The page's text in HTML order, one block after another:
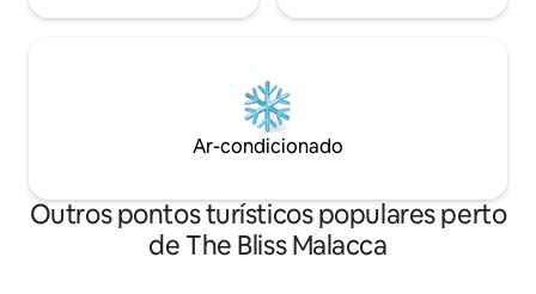
Ar-condicionado
Outros pontos turísticos populares perto
de The Bliss Malacca